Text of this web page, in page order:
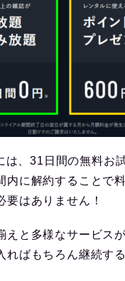
は、31日間の無料お
内に解約することで
要はありません！
えと多様なサービス
ればもちろん継続す